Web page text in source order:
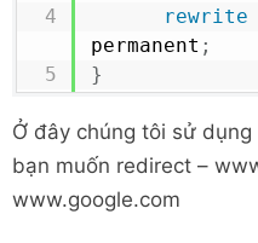
rewrite
permanent ;
}
Ở đây chúng tôi sử
bạn muốn redirect –
www.google.com